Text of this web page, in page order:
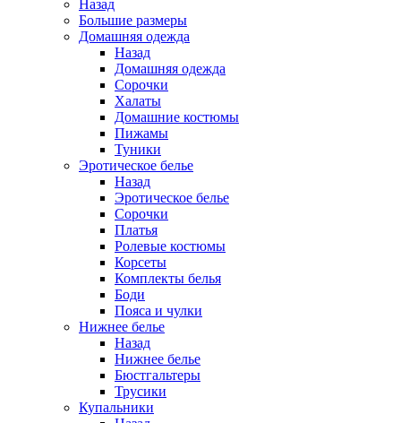
Назад
Большие размеры
Домашняя одежда
Назад
Домашняя одежда
Сорочки
Халаты
Домашние костюмы
Пижамы
Туники
Эротическое белье
Назад
Эротическое белье
Сорочки
Платья
Ролевые костюмы
Корсеты
Комплекты белья
Боди
Пояса и чулки
Нижнее белье
Назад
Нижнее белье
Бюстгальтеры
Трусики
Купальники